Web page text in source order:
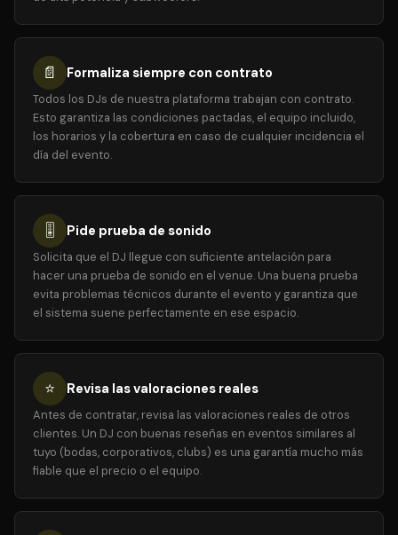
📄 Formaliza siempre con contrato
Todos los DJs de nuestra plataforma trabajan con contrato.
Esto garantiza las condiciones pactadas, el equipo incluido,
los horarios y la cobertura en caso de cualquier incidencia el
día del evento.
🎚️ Pide prueba de sonido
Solicita que el DJ llegue con suficiente antelación para
hacer una prueba de sonido en el venue. Una buena prueba
evita problemas técnicos durante el evento y garantiza que
el sistema suene perfectamente en ese espacio.
⭐ Revisa las valoraciones reales
Antes de contratar, revisa las valoraciones reales de otros
clientes. Un DJ con buenas reseñas en eventos similares al
tuyo (bodas, corporativos, clubs) es una garantía mucho más
fiable que el precio o el equipo.